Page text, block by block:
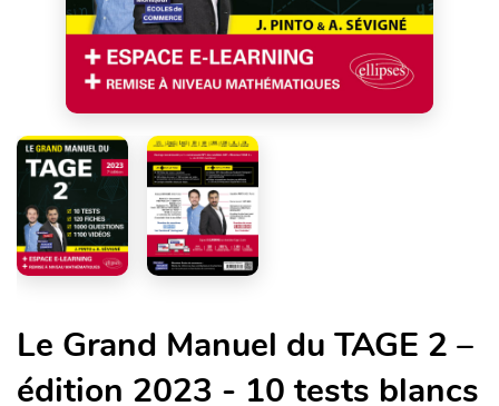
Le Grand Manuel du TAGE 2 –
édition 2023 - 10 tests blancs